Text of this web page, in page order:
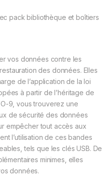
pack bibliothèque et boîtiers
vos données contre les
des données. Elles
de l’application de la loi
à partir de l’héritage de
9, vous trouverez une
de sécurité des données
empêcher tout accès aux
l’utilisation de ces bandes
tels que les clés USB. De
minimes, elles
données.